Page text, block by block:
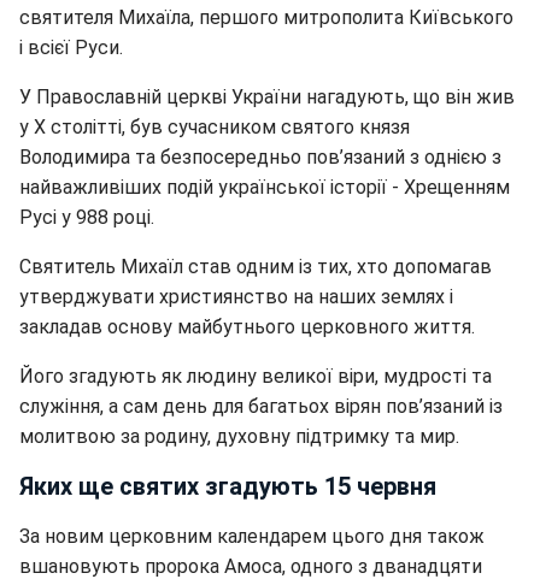
святителя Михаїла, першого митрополита Київського
і всієї Руси.
У Православній церкві України нагадують, що він жив
у Х столітті, був сучасником святого князя
Володимира та безпосередньо пов’язаний з однією з
найважливіших подій української історії - Хрещенням
Русі у 988 році.
Святитель Михаїл став одним із тих, хто допомагав
утверджувати християнство на наших землях і
закладав основу майбутнього церковного життя.
Його згадують як людину великої віри, мудрості та
служіння, а сам день для багатьох вірян пов’язаний із
молитвою за родину, духовну підтримку та мир.
Яких ще святих згадують 15 червня
За новим церковним календарем цього дня також
вшановують пророка Амоса, одного з дванадцяти